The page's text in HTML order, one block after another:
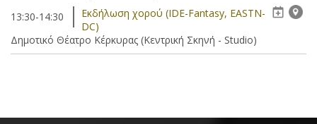
13:30-14:30
Eκδήλωση χορού (IDE-Fantasy, EASTN-
DC)
Δημοτικό Θέατρο Κέρκυρας (Κεντρική Σκηνή - Studio)